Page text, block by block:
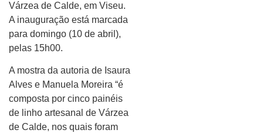
Várzea de Calde, em Viseu.
A inauguração está marcada
para domingo (10 de abril),
pelas 15h00.
A mostra da autoria de Isaura
Alves e Manuela Moreira “é
composta por cinco painéis
de linho artesanal de Várzea
de Calde, nos quais foram